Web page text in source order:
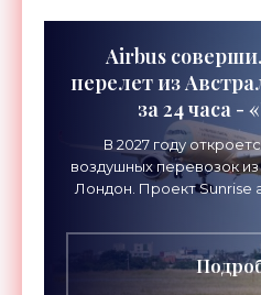
Airbus
перелет из
за 24 часа -
В 2027 году
воздушных перевозок
Лондон. Проект Sunrise